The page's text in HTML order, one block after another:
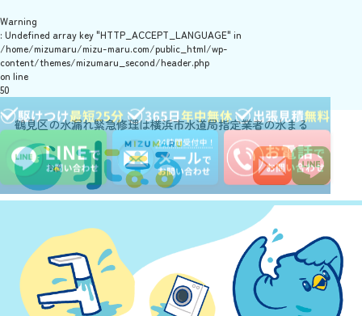
Warning
: Undefined array key "HTTP_ACCEPT_LANGUAGE" in
/home/mizumaru/mizu-maru.com/public_html/wp-
content/themes/mizumaru_second/header.php
on line
50
鶴見区の水漏れ緊急修理は横浜市水道局指定業者の水まる